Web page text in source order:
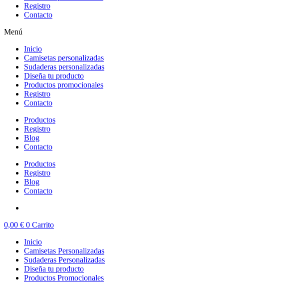
Registro
Contacto
Menú
Inicio
Camisetas personalizadas
Sudaderas personalizadas
Diseña tu producto
Productos promocionales
Registro
Contacto
Productos
Registro
Blog
Contacto
Productos
Registro
Blog
Contacto
0,00 € 0 Carrito
Inicio
Camisetas Personalizadas
Sudaderas Personalizadas
Diseña tu producto
Productos Promocionales